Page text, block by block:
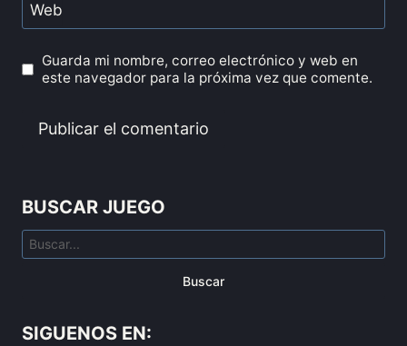
Web
Guarda mi nombre, correo electrónico y web en
este navegador para la próxima vez que comente.
BUSCAR JUEGO
Buscar
SIGUENOS EN: